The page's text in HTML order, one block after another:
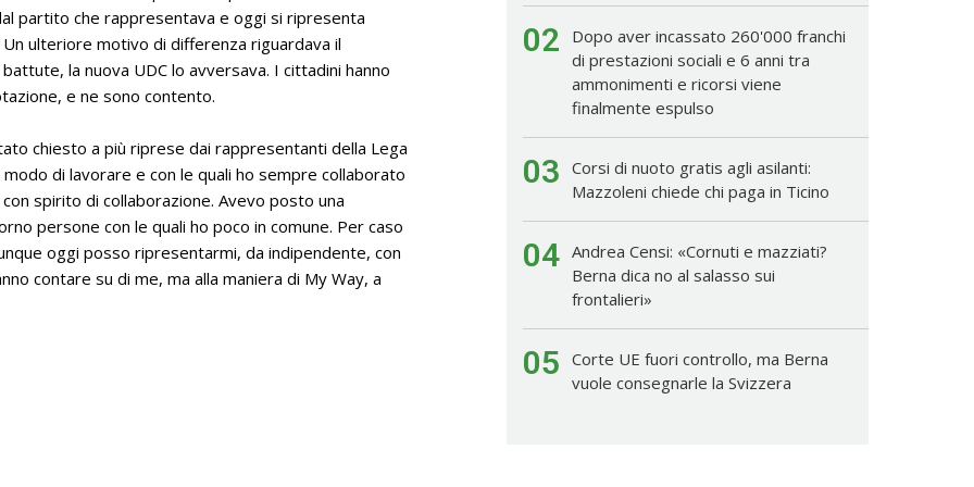
partito che rappresentava e oggi si ripresenta
ulteriore motivo di differenza riguardava il
la nuova UDC lo avversava. I cittadini hanno
e ne sono contento.
chiesto a più riprese dai rappresentanti della Lega
di lavorare e con le quali ho sempre collaborato
spirito di collaborazione. Avevo posto una
persone con le quali ho poco in comune. Per caso
oggi posso ripresentarmi, da indipendente, con
contare su di me, ma alla maniera di My Way, a
02
Dopo aver incassato 260'000 franchi
di prestazioni sociali e 6 anni tra
ammonimenti e ricorsi viene
finalmente espulso
03 Corsi di nuoto gratis agli asilanti:
Mazzoleni chiede chi paga in Ticino
04 Andrea Censi: «Cornuti e mazziati?
Berna dica no al salasso sui
frontalieri»
05 Corte UE fuori controllo, ma Berna
vuole consegnarle la Svizzera